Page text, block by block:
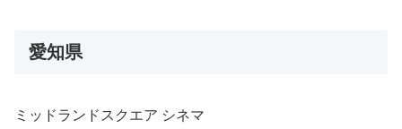
愛知県
ミッドランドスクエア シネマ